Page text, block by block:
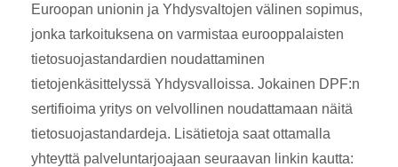
Euroopan unionin ja Yhdysvaltojen välinen sopimus,
jonka tarkoituksena on varmistaa eurooppalaisten
tietosuojastandardien noudattaminen
tietojenkäsittelyssä Yhdysvalloissa. Jokainen DPF:n
sertifioima yritys on velvollinen noudattamaan näitä
tietosuojastandardeja. Lisätietoja saat ottamalla
yhteyttä palveluntarjoajaan seuraavan linkin kautta: